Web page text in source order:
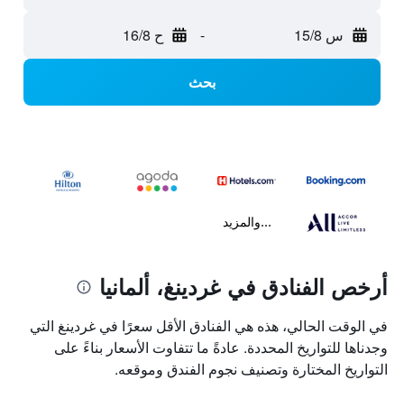
س 15/8 - ح 16/8
بحث
...والمزيد
أرخص الفنادق في غردينغ، ألمانيا
في الوقت الحالي، هذه هي الفنادق الأقل سعرًا في غردينغ التي
وجدناها للتواريخ المحددة. عادةً ما تتفاوت الأسعار بناءً على
التواريخ المختارة وتصنيف نجوم الفندق وموقعه.